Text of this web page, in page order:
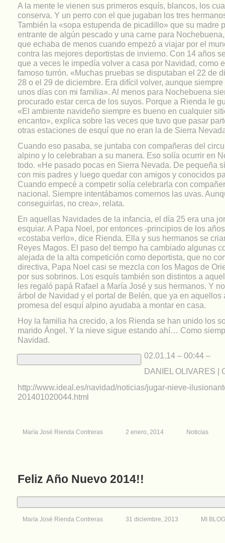
A la mente le vienen sus primeros esquís, blancos, los
conserva. Y un perro con el que jugaban los tres
También la «sopa estupenda de picadillo» que su madre
entrante de algún pescado y una carne para
que echaba de menos cuando empezó a viajar por el
contra las mejores deportistas de invierno. Con 14 años
que a veces le impedía volver a casa por Navidad, como
famoso turrón. «Muchas pruebas se disputaban el 22 de
28 o el 29 de diciembre. Era difícil volver, aunque
unos días con mi familia». Al menos para Nochebuena
procurado estar cerca de los suyos. Porque a Rienda le
«El ambiente navideño siempre es bueno en cualquier
encanto», explica sobre las veces que tuvo que pasar
otras estaciones de esquí que no eran la de Sierra
Cuando eso pasaba, se juntaba con compañeras del
alpino y lo celebraban a su manera. Eso solía ocurrir en
todo. «He pasado pocas en Sierra Nevada. De pequeña
con mis padres y luego quedar con amigos y conocidos
Cuando empecé a competir solía celebrarla con
nacional. Siempre intentábamos comernos las uvas.
conseguirlas, no crea», relata.
En aquellas Navidades de la infancia, el día 25 era una
esquiar. A Papa Noel, por entonces -principios de los
«costaba verlo», dice Rienda. Ella y sus hermanos se
Reyes Magos. El paso del tiempo ha cambiado algunas
alejada de la alta competición como deportista, que no
directiva, Papa Noel casi se mezcla con los Magos de
por sus sobrinos. Los esquís también son distintos a
les regaló papá Rafael a María José y sus hermanos. Y
árbol de Navidad y el portal de Belén, que ya en aquellos
promesa del esquí alpino ayudaba a montar en casa.
Hoy la familia ha crecido, a los Rienda se han unido los
marido Ángel. Y la nieve sigue estando ahí… Como
Navidad.
02.01.14 – 00:44 –
DANIEL OLIVARES |
http://www.ideal.es/navidad/noticias/jugar-nieve-
201401020044.html
María José Rienda Contreras 2 enero, 2014 Noticias
Feliz Año Nuevo 2014!!
María José Rienda Contreras 31 diciembre, 2013 MI BLOG